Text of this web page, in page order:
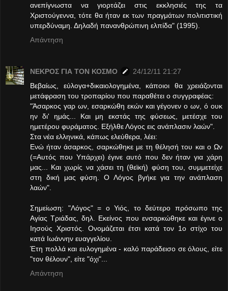
ανεπίγνωστα να γιορτάζει στις εκκλησιές της τα
Χριστούγεννα, τότε θα ήταν εκ των πραγμάτων πολιτιστική
υπερδύναμη. Δηλαδή πανανθρώπινη ελπίδα" (1995).
Απάντηση
ΝΕΚΡΟΣ ΓΙΑ ΤΟΝ ΚΟΣΜΟ
24/12/11 21:27
Βεβαίως, εύλογα+δικαιολογημένα, κάποιοι θα χρειάζονται
μετάφραση του τροπαρίου που παραθέτει ο συγγραφέας:
"Άσαρκος γαρ ων, εσαρκώθη εκών και γέγονεν ο ων, ό ουκ
ην δι' ημάς... Και μη εκστάς της φύσεως, μετέσχε του
ημετέρου φυράματος. Εξήλθε Λόγος εις ανάπλασιν λαών".
Στα νέα ελληνικά, κάπως ελεύθερα, λέει:
Ενώ ήταν άσαρκος, σαρκώθηκε με τη θέλησή του και ο Ων
(=Αυτός που Υπάρχει) έγινε αυτό που δεν ήταν για χάρη
μας... Και χωρίς να χάσει τη (θεϊκή) φύση του, συμμετείχε
στη δική μας φύση. Ο Λόγος βγήκε για την ανάπλαση
λαών".
Σημείωση: "Λόγος" = ο Υιός, το δεύτερο πρόσωπο της
Αγίας Τριάδας, δηλ. Εκείνος που ενσαρκώθηκε και έγινε ο
Ιησούς Χριστός. Ονομάζεται έτσι κατά τον 1ο στίχο του
κατά Ιωάννην ευαγγελίου.
Έτη πολλά και ευλογημένα - καλό παράδεισο σε όλους, είτε
"τον θέλουν", είτε "όχι"...
Απάντηση